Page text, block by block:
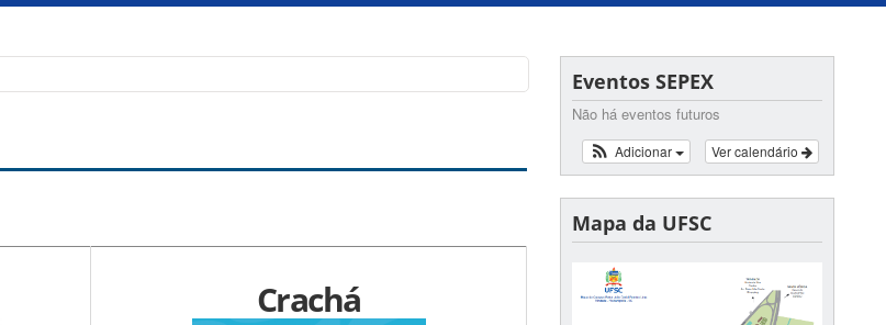
Crachá
Eventos SEPEX
Não há eventos futuros
Ver calendário
Adicionar
Mapa da UFSC